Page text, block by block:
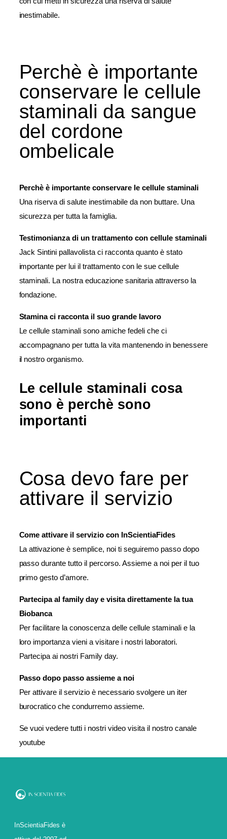
inestimabile.
Perchè è importante
conservare le cellule
staminali da sangue
del cordone
ombelicale
Perchè è importante conservare le cellule staminali
Una riserva di salute inestimabile da non buttare. Una
sicurezza per tutta la famiglia.
Testimonianza di un trattamento con cellule staminali
Jack Sintini pallavolista ci racconta quanto è stato
importante per lui il trattamento con le sue cellule
staminali. La nostra educazione sanitaria attraverso la
fondazione.
Stamina ci racconta il suo grande lavoro
Le cellule staminali sono amiche fedeli che ci
accompagnano per tutta la vita mantenendo in benessere
il nostro organismo.
Le cellule staminali cosa
sono è perchè sono
importanti
Cosa devo fare per
attivare il servizio
Come attivare il servizio con InScientiaFides
La attivazione è semplice, noi ti seguiremo passo dopo
passo durante tutto il percorso. Assieme a noi per il tuo
primo gesto d’amore.
Partecipa al family day e visita direttamente la tua
Biobanca
Per facilitare la conoscenza delle cellule staminali e la
loro importanza vieni a visitare i nostri laboratori.
Partecipa ai nostri Family day.
Passo dopo passo assieme a noi
Per attivare il servizio è necessario svolgere un iter
burocratico che condurremo assieme.
Se vuoi vedere tutti i nostri video visita il nostro canale
youtube
InScientiaFides è